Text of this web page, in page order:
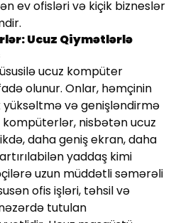
ev ofisləri və kiçik bizneslər
Ucuz Qiymətlərlə
ucuz kompüter
olunur. Onlar, həmçinin
və genişləndirmə
kompüterlər, nisbətən ucuz
daha geniş ekran, daha
yaddaş kimi
uzun müddətli səmərəli
ofis işləri, təhsil və
tutulan